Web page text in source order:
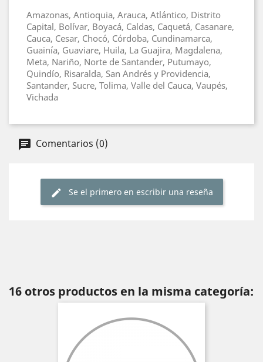
Amazonas, Antioquia, Arauca, Atlántico, Distrito
Capital, Bolívar, Boyacá, Caldas, Caquetá, Casanare,
Cauca, Cesar, Chocó, Córdoba, Cundinamarca,
Guainía, Guaviare, Huila, La Guajira, Magdalena,
Meta, Nariño, Norte de Santander, Putumayo,
Quindío, Risaralda, San Andrés y Providencia,
Santander, Sucre, Tolima, Valle del Cauca, Vaupés,
Vichada
Comentarios (0)
Se el primero en escribir una reseña
16 otros productos en la misma categoría: